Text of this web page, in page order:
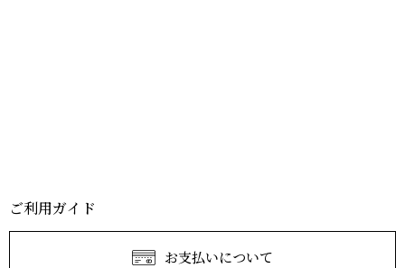
ご利用ガイド
お支払いについて